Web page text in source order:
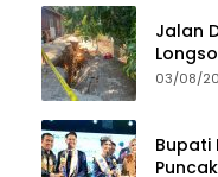
Jalan
Warga
03/08/
Bupati